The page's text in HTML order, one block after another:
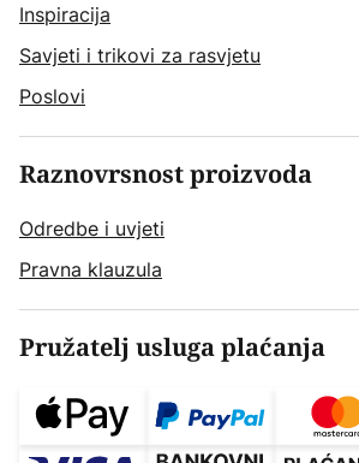
Inspiracija
Savjeti i trikovi za rasvjetu
Poslovi
Raznovrsnost proizvoda
Odredbe i uvjeti
Pravna klauzula
Pružatelj usluga plaćanja